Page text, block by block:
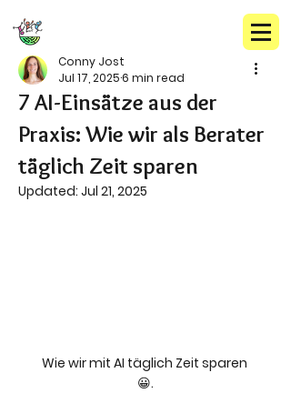
7 AI-Einsätze aus der
Praxis: Wie wir als Berater
täglich Zeit sparen
Conny Jost
Jul 17, 20256 min read
Updated: Jul 21, 2025
Wie wir mit AI täglich Zeit sparen
😀.